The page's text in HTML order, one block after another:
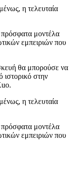
η τελευταία
μοντέλα
εμπειριών που
θα μπορούσε να
ιστορικό στην
η τελευταία
μοντέλα
εμπειριών που